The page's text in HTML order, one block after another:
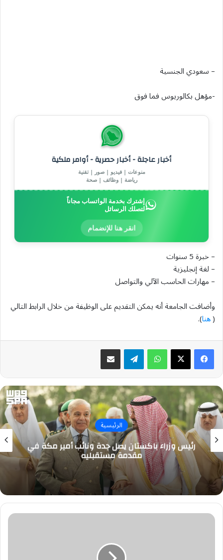
– سعودي الجنسية
-مؤهل بكالوريوس فما فوق
أخبار عاجلة - أخبار حصرية - أوامر ملكية
منوعات | فيديو | صور | تقنية
رياضة | وظائف | صحة
إشترك بخدمة الواتساب مجاناً
لتصلك الرسائل
انقر هنا للإنضمام
– خبرة 5 سنوات
– لغة إنجليزية
– مهارات الحاسب الآلي والتواصل
وأضافت الجامعة أنه يمكن التقديم على الوظيفة من خلال الرابط التالي
(هنا).
واتسابتيلقرام مشاركة عبر البريد
الرئيسية
رئيس وزراء باكستان يصل جدة ونائب أمير مكة في
مقدمة مستقبليه
اليوم..